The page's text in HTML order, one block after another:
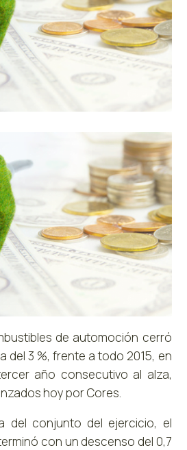
de automoción cerró
del 3 %, frente a todo 2015, en
año consecutivo al alza,
hoy por Cores.
del conjunto del ejercicio, el
con un descenso del 0,7